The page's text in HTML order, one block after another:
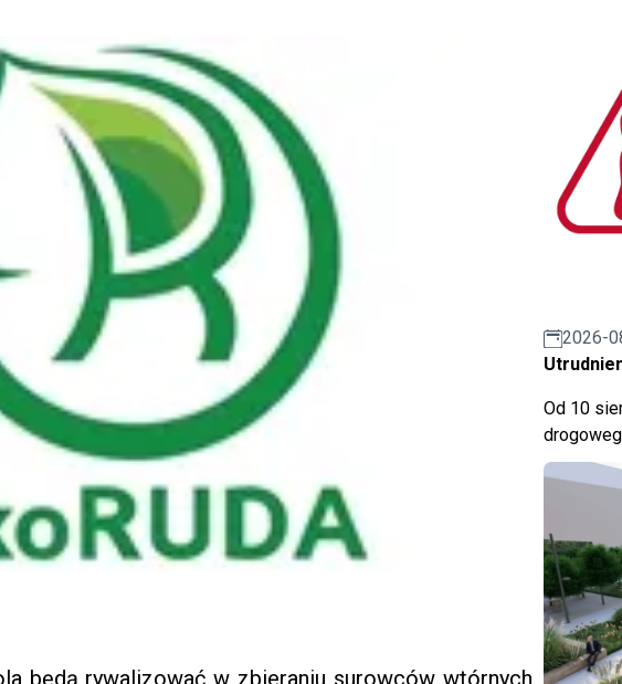
będą rywalizować w zbieraniu surowców wtórnych.
2026-
Od 10